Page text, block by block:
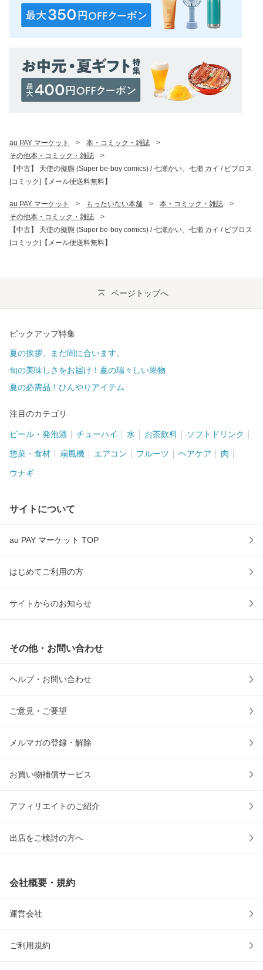
au PAY マーケット > 本・コミック・雑誌
>
その他本・コミック・雑誌
>
【中古】 天使の擬態 (Super be-boy comics) / 七瀬かい、七瀬 カイ / ビブロス
[コミック]【メール便送料無料】
au PAY マーケット > もったいない本舗 > 本・コミック・雑誌
>
その他本・コミック・雑誌
>
【中古】 天使の擬態 (Super be-boy comics) / 七瀬かい、七瀬 カイ / ビブロス
[コミック]【メール便送料無料】
ページトップへ
ピックアップ特集
夏の挨拶、まだ間に合います。
旬の美味しさをお届け！夏の瑞々しい果物
夏の必需品！ひんやりアイテム
注目のカテゴリ
ビール・発泡酒 チューハイ 水 お茶飲料 ソフトドリンク
惣菜・食材 扇風機 エアコン フルーツ ヘアケア 肉
ウナギ
サイトについて
au PAY マーケット TOP
はじめてご利用の方
サイトからのお知らせ
その他・お問い合わせ
ヘルプ・お問い合わせ
ご意見・ご要望
メルマガの登録・解除
お買い物補償サービス
アフィリエイトのご紹介
出店をご検討の方へ
会社概要・規約
運営会社
ご利用規約